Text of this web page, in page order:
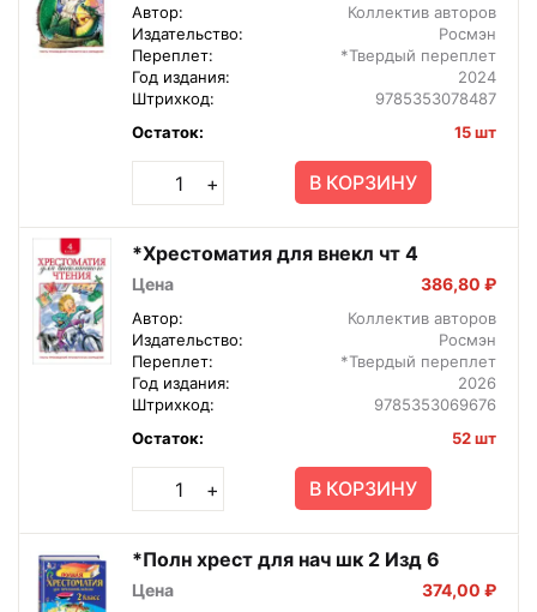
Автор:
Коллектив авторов
Издательство:
Росмэн
Переплет:
*Твердый переплет
Год издания:
2024
Штрихкод:
9785353078487
Остаток:
15 шт
+ В КОРЗИНУ
*Хрестоматия для внекл чт 4
Цена 386,80 ₽
Автор:
Коллектив авторов
Издательство:
Росмэн
Переплет:
*Твердый переплет
Год издания:
2026
Штрихкод:
9785353069676
Остаток:
52 шт
+ В КОРЗИНУ
*Полн хрест для нач шк 2 Изд 6
Цена 374,00 ₽